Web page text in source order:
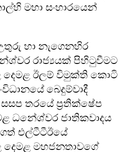
මහා සංහාරයෙන්
උතුරු හා නැගෙනහිර
රාජ්‍යයක් පිහිටුවීමට
දෙමළ ඊලම් විමුක්ති කොටි
බෙදුම්වාදී
තරයේ ප්‍රතික්ෂේප
ධනේශ්වර ජාතිකවාදය
එල්ටීටීඊයේ
දෙමළ මහජනතාවගේ